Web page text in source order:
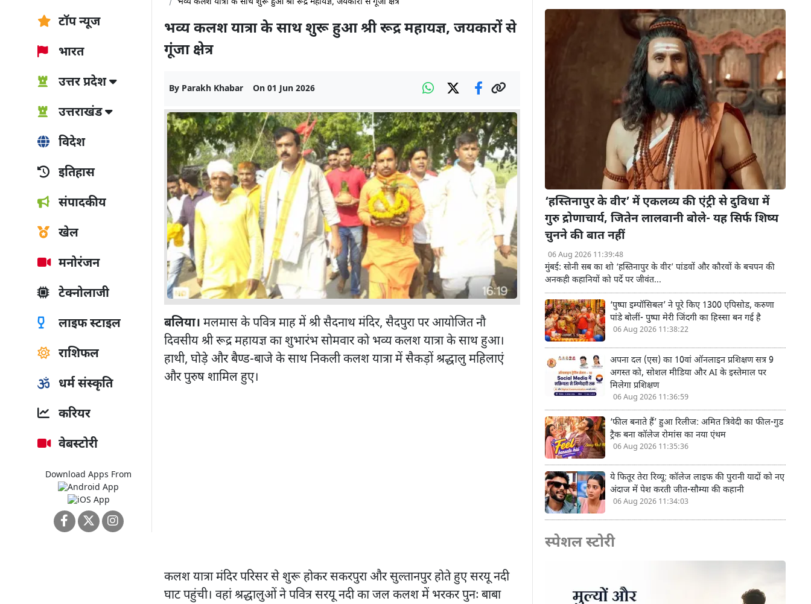
टॉप न्यूज
भारत
उत्तर प्रदेश
उत्तराखंड
विदेश
इतिहास
संपादकीय
खेल
मनोरंजन
टेक्नोलाजी
लाइफ स्टाइल
राशिफल
धर्म संस्कृति
करियर
वेबस्टोरी
Download Apps From
भव्य कलश यात्रा के साथ शुरू हुआ श्री रूद्र महायज्ञ, जयकारों से
गूंजा क्षेत्र
By Parakh Khabar On 01 Jun 2026
बलिया। मलमास के पवित्र माह में श्री सैदनाथ मंदिर, सैदपुरा पर आयोजित नौ
दिवसीय श्री रूद्र महायज्ञ का शुभारंभ सोमवार को भव्य कलश यात्रा के साथ हुआ।
हाथी, घोड़े और बैण्ड-बाजे के साथ निकली कलश यात्रा में सैकड़ों श्रद्धालु महिलाएं
और पुरुष शामिल हुए।
कलश यात्रा मंदिर परिसर से शुरू होकर सकरपुरा और सुल्तानपुर होते हुए सरयू नदी
घाट पहुंची। वहां श्रद्धालुओं ने पवित्र सरयू नदी का जल कलश में भरकर पुनः बाबा
‘हस्तिनापुर के वीर’ में एकलव्य की एंट्री से दुविधा में
गुरु द्रोणाचार्य, जितेन लालवानी बोले- यह सिर्फ शिष्य
चुनने की बात नहीं
06 Aug 2026 11:39:48
मुंबई: सोनी सब का शो ‘हस्तिनापुर के वीर’ पांडवों और कौरवों के बचपन की
अनकही कहानियों को पर्दे पर जीवंत...
‘पुष्पा इम्पॉसिबल’ ने पूरे किए 1300 एपिसोड, करुणा
पांडे बोलीं- पुष्पा मेरी जिंदगी का हिस्सा बन गई है
06 Aug 2026 11:38:22
अपना दल (एस) का 10वां ऑनलाइन प्रशिक्षण सत्र 9
अगस्त को, सोशल मीडिया और AI के इस्तेमाल पर
मिलेगा प्रशिक्षण
06 Aug 2026 11:36:59
‘फील बनाते हैं’ हुआ रिलीज: अमित त्रिवेदी का फील-गुड
ट्रैक बना कॉलेज रोमांस का नया एंथम
06 Aug 2026 11:35:36
ये फितूर तेरा रिव्यू: कॉलेज लाइफ की पुरानी यादों को नए
अंदाज में पेश करती जीत-सौम्या की कहानी
06 Aug 2026 11:34:03
स्पेशल स्टोरी